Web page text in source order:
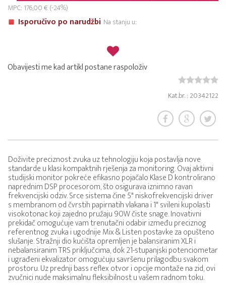
MPC: 176,00 € (-24%)
Isporučivo po narudžbi Na stanju u:
Obavijesti me kad artikl postane raspoloživ
Kat.br. : 20342122
Doživite preciznost zvuka uz tehnologiju koja postavlja nove
standarde u klasi kompaktnih rješenja za monitoring. Ovaj aktivni
studijski monitor pokreće efikasno pojačalo Klase D kontrolirano
naprednim DSP procesorom, što osigurava iznimno ravan
frekvencijski odziv. Srce sistema čine 5" niskofrekvencijski driver
s membranom od čvrstih papirnatih vlakana i 1" svileni kupolasti
visokotonac koji zajedno pružaju 90W čiste snage. Inovativni
prekidač omogućuje vam trenutačni odabir između preciznog
referentnog zvuka i ugodnije Mix & Listen postavke za opušteno
slušanje. Stražnji dio kućišta opremljen je balansiranim XLR i
nebalansiranim TRS priključcima, dok 21-stupanjski potenciometar
i ugrađeni ekvalizator omogućuju savršenu prilagodbu svakom
prostoru. Uz prednji bass reflex otvor i opcije montaže na zid, ovi
zvučnici nude maksimalnu fleksibilnost u vašem radnom toku.